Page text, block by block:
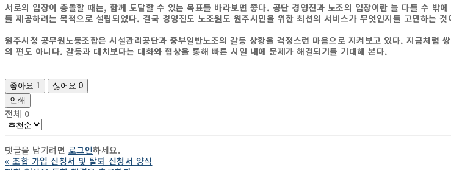
서로의 입장이 충돌할 때는, 함께 도달할 수 있는 목표를 바라보면 좋다. 공단 경영진과 노조의 입장이란 늘 다를 수 밖에
를 제공하려는 목적으로 설립되었다. 결국 경영진도 노조원도 원주시민을 위한 최선의 서비스가 무엇인지를 고민하는 것
원주시청 공무원노동조합은 시설관리공단과 중부일반노조의 갈등 상황을 걱정스런 마음으로 지켜보고 있다. 지금처럼
의 편도 아니다. 갈등과 대치보다는 대화와 협상을 통해 빠른 시일 내에 문제가 해결되기를 기대해 본다.
좋아요 1 싫어요 0
인쇄
전체 0
댓글을 남기려면 로그인하세요.
« 조합 가입 신청서 및 탈퇴 신청서 양식